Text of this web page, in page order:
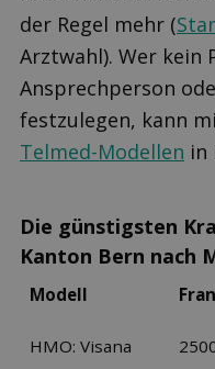
der Regel mehr (
Arztwahl). Wer kein
Ansprechperson
festzulegen, kann
Telmed-Modellen in
Die günstigsten
Kanton Bern nach
Modell
HMO: Visana